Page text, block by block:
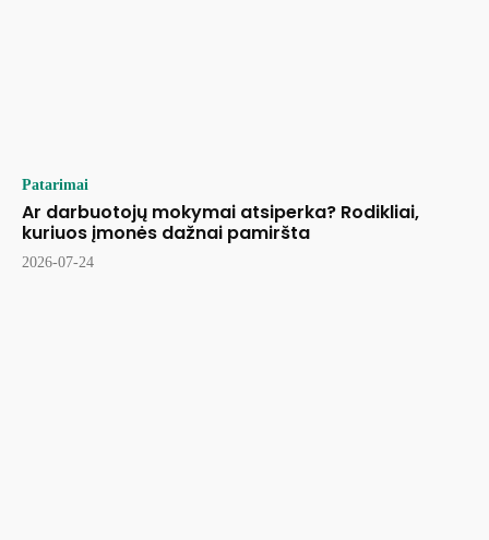
Patarimai
Ar darbuotojų mokymai atsiperka? Rodikliai,
kuriuos įmonės dažnai pamiršta
2026-07-24